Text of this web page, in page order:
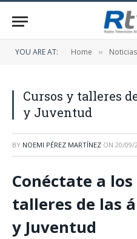
YOU ARE AT: Home » Noticias
Cursos y talleres
y Juventud
BY NOEMI PÉREZ MARTÍNEZ ON 20/09/
Conéctate a
talleres de las
y Juventud